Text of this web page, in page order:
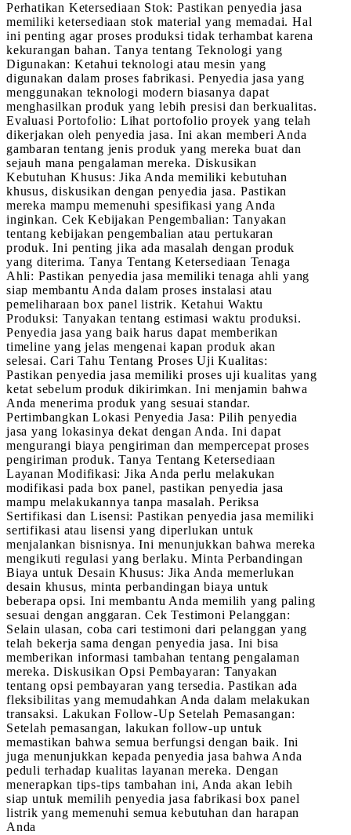
Perhatikan Ketersediaan Stok: Pastikan penyedia jasa
memiliki ketersediaan stok material yang memadai. Hal
ini penting agar proses produksi tidak terhambat karena
kekurangan bahan. Tanya tentang Teknologi yang
Digunakan: Ketahui teknologi atau mesin yang
digunakan dalam proses fabrikasi. Penyedia jasa yang
menggunakan teknologi modern biasanya dapat
menghasilkan produk yang lebih presisi dan berkualitas.
Evaluasi Portofolio: Lihat portofolio proyek yang telah
dikerjakan oleh penyedia jasa. Ini akan memberi Anda
gambaran tentang jenis produk yang mereka buat dan
sejauh mana pengalaman mereka. Diskusikan
Kebutuhan Khusus: Jika Anda memiliki kebutuhan
khusus, diskusikan dengan penyedia jasa. Pastikan
mereka mampu memenuhi spesifikasi yang Anda
inginkan. Cek Kebijakan Pengembalian: Tanyakan
tentang kebijakan pengembalian atau pertukaran
produk. Ini penting jika ada masalah dengan produk
yang diterima. Tanya Tentang Ketersediaan Tenaga
Ahli: Pastikan penyedia jasa memiliki tenaga ahli yang
siap membantu Anda dalam proses instalasi atau
pemeliharaan box panel listrik. Ketahui Waktu
Produksi: Tanyakan tentang estimasi waktu produksi.
Penyedia jasa yang baik harus dapat memberikan
timeline yang jelas mengenai kapan produk akan
selesai. Cari Tahu Tentang Proses Uji Kualitas:
Pastikan penyedia jasa memiliki proses uji kualitas yang
ketat sebelum produk dikirimkan. Ini menjamin bahwa
Anda menerima produk yang sesuai standar.
Pertimbangkan Lokasi Penyedia Jasa: Pilih penyedia
jasa yang lokasinya dekat dengan Anda. Ini dapat
mengurangi biaya pengiriman dan mempercepat proses
pengiriman produk. Tanya Tentang Ketersediaan
Layanan Modifikasi: Jika Anda perlu melakukan
modifikasi pada box panel, pastikan penyedia jasa
mampu melakukannya tanpa masalah. Periksa
Sertifikasi dan Lisensi: Pastikan penyedia jasa memiliki
sertifikasi atau lisensi yang diperlukan untuk
menjalankan bisnisnya. Ini menunjukkan bahwa mereka
mengikuti regulasi yang berlaku. Minta Perbandingan
Biaya untuk Desain Khusus: Jika Anda memerlukan
desain khusus, minta perbandingan biaya untuk
beberapa opsi. Ini membantu Anda memilih yang paling
sesuai dengan anggaran. Cek Testimoni Pelanggan:
Selain ulasan, coba cari testimoni dari pelanggan yang
telah bekerja sama dengan penyedia jasa. Ini bisa
memberikan informasi tambahan tentang pengalaman
mereka. Diskusikan Opsi Pembayaran: Tanyakan
tentang opsi pembayaran yang tersedia. Pastikan ada
fleksibilitas yang memudahkan Anda dalam melakukan
transaksi. Lakukan Follow-Up Setelah Pemasangan:
Setelah pemasangan, lakukan follow-up untuk
memastikan bahwa semua berfungsi dengan baik. Ini
juga menunjukkan kepada penyedia jasa bahwa Anda
peduli terhadap kualitas layanan mereka. Dengan
menerapkan tips-tips tambahan ini, Anda akan lebih
siap untuk memilih penyedia jasa fabrikasi box panel
listrik yang memenuhi semua kebutuhan dan harapan
Anda